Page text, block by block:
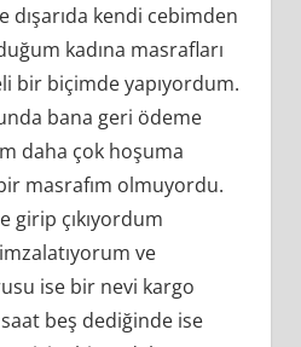
dışarıda kendi cebimden
kadına masrafları
bir biçimde yapıyordum.
bana geri ödeme
daha çok hoşuma
masrafım olmuyordu.
girip çıkıyordum
ve
ise bir nevi kargo
beş dediğinde ise